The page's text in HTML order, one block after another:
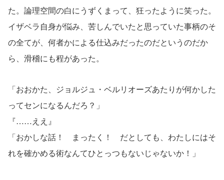
た。論理空間の白にうずくまって、狂ったように笑った。
イザベラ自身が悩み、苦しんでいたと思っていた事柄のそ
の全てが、何者かによる仕込みだったのだというのだか
ら、滑稽にも程があった。
「おおかた、ジョルジュ・ベルリオーズあたりが何かした
ってセンになるんだろ？」
『……ええ』
「おかしな話！ まったく！ だとしても、わたしにはそ
れを確かめる術なんてひとっつもないじゃないか！」